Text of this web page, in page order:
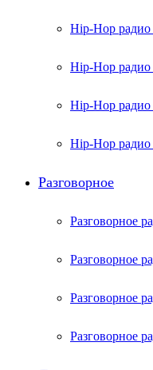
Hip-Hop
Hip-Hop радио
Hip-Hop
Hip-Hop
Разговорное
Разговорное
Разговорное
Разговорное
Разговорное